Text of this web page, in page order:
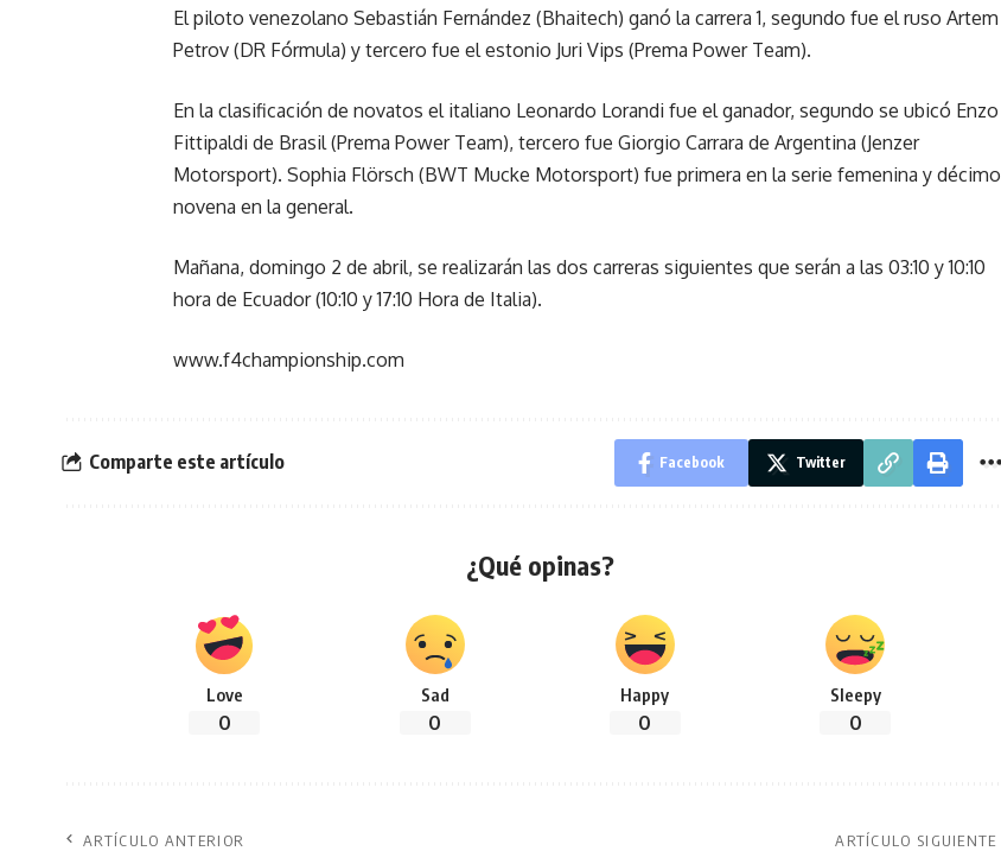
El piloto venezolano Sebastián Fernández (Bhaitech) ganó la carrera 1, segundo fue el ruso Artem
Petrov (DR Fórmula) y tercero fue el estonio Juri Vips (Prema Power Team).
En la clasificación de novatos el italiano Leonardo Lorandi fue el ganador, segundo se ubicó Enzo
Fittipaldi de Brasil (Prema Power Team), tercero fue Giorgio Carrara de Argentina (Jenzer
Motorsport). Sophia Flörsch (BWT Mucke Motorsport) fue primera en la serie femenina y décimo
novena en la general.
Mañana, domingo 2 de abril, se realizarán las dos carreras siguientes que serán a las 03:10 y 10:10
hora de Ecuador (10:10 y 17:10 Hora de Italia).
www.f4championship.com
Comparte este artículo Facebook Twitter
¿Qué opinas?
Love
0
Sad
0
Happy
0
Sleepy
0
ARTÍCULO ANTERIOR ARTÍCULO SIGUIENTE